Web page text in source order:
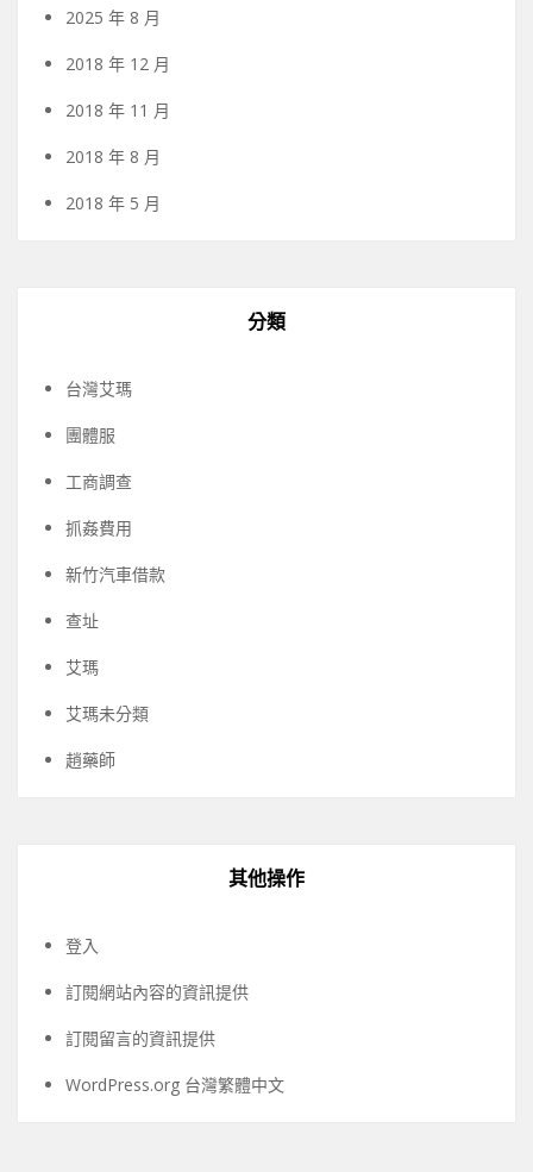
2025 年 8 月
2018 年 12 月
2018 年 11 月
2018 年 8 月
2018 年 5 月
分類
台灣艾瑪
團體服
工商調查
抓姦費用
新竹汽車借款
查址
艾瑪
艾瑪未分類
趙藥師
其他操作
登入
訂閱網站內容的資訊提供
訂閱留言的資訊提供
WordPress.org 台灣繁體中文